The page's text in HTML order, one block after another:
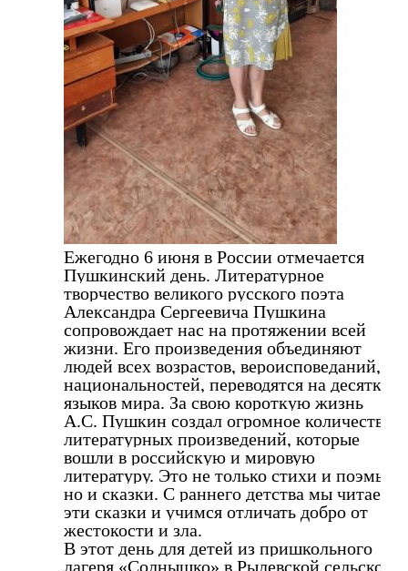
Ежегодно 6 июня в России отмечается
Пушкинский день. Литературное
творчество великого русского поэта
Александра Сергеевича Пушкина
сопровождает нас на протяжении всей
жизни. Его произведения объединяют
людей всех возрастов, вероисповеданий,
национальностей, переводятся на десятки
языков мира. За свою короткую жизнь
А.С. Пушкин создал огромное количество
литературных произведений, которые
вошли в российскую и мировую
литературу. Это не только стихи и поэмы,
но и сказки. С раннего детства мы читаем
эти сказки и учимся отличать добро от
жестокости и зла.
В этот день для детей из пришкольного
лагеря «Солнышко» в Рылевской сельской